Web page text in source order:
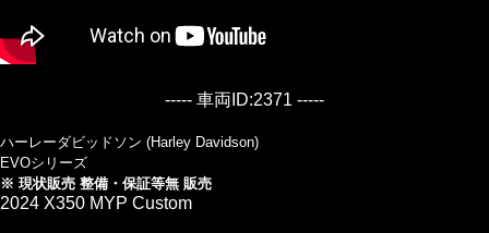
----- 車両ID:2371 -----
ハーレーダビッドソン (Harley Davidson)
EVOシリーズ
※ 現状販売 整備・保証等無 販売
2024 X350 MYP Custom